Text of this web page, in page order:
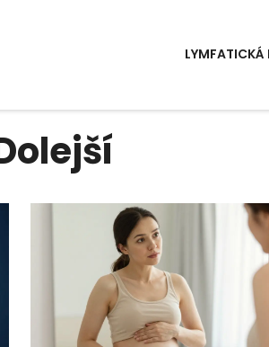
LYMFATICKÁ